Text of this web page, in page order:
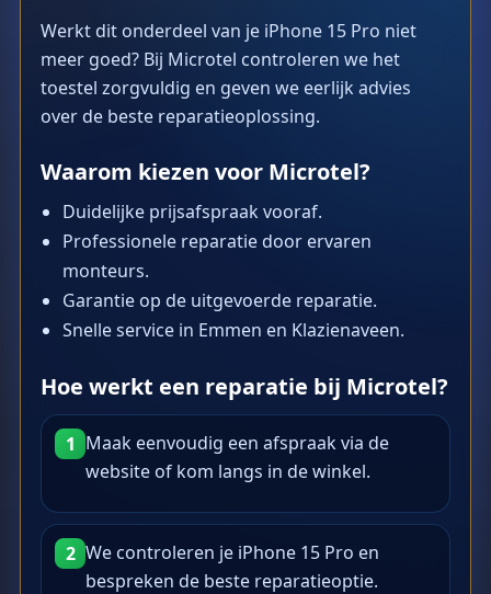
Werkt dit onderdeel van je iPhone 15 Pro niet
meer goed? Bij Microtel controleren we het
toestel zorgvuldig en geven we eerlijk advies
over de beste reparatieoplossing.
Waarom kiezen voor Microtel?
Duidelijke prijsafspraak vooraf.
Professionele reparatie door ervaren
monteurs.
Garantie op de uitgevoerde reparatie.
Snelle service in Emmen en Klazienaveen.
Hoe werkt een reparatie bij Microtel?
1 Maak eenvoudig een afspraak via de
website of kom langs in de winkel.
2 We controleren je iPhone 15 Pro en
bespreken de beste reparatieoptie.